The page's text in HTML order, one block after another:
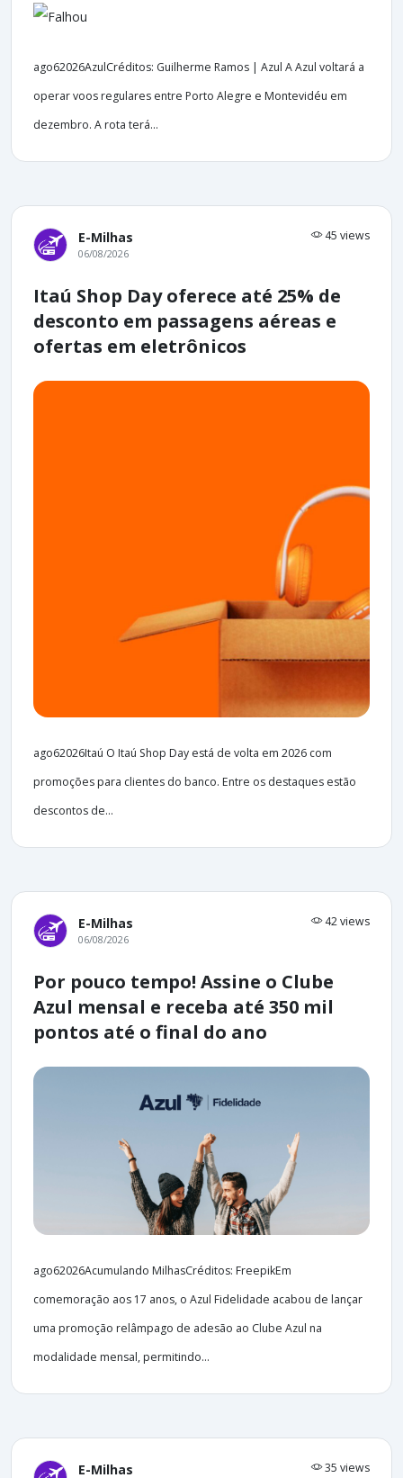
ago62026AzulCréditos: Guilherme Ramos | Azul A Azul voltará a
operar voos regulares entre Porto Alegre e Montevidéu em
dezembro. A rota terá...
E-Milhas 45 views
06/08/2026
Itaú Shop Day oferece até 25% de
desconto em passagens aéreas e
ofertas em eletrônicos
ago62026Itaú O Itaú Shop Day está de volta em 2026 com
promoções para clientes do banco. Entre os destaques estão
descontos de...
E-Milhas 42 views
06/08/2026
Por pouco tempo! Assine o Clube
Azul mensal e receba até 350 mil
pontos até o final do ano
ago62026Acumulando MilhasCréditos: FreepikEm
comemoração aos 17 anos, o Azul Fidelidade acabou de lançar
uma promoção relâmpago de adesão ao Clube Azul na
modalidade mensal, permitindo...
E-Milhas 35 views